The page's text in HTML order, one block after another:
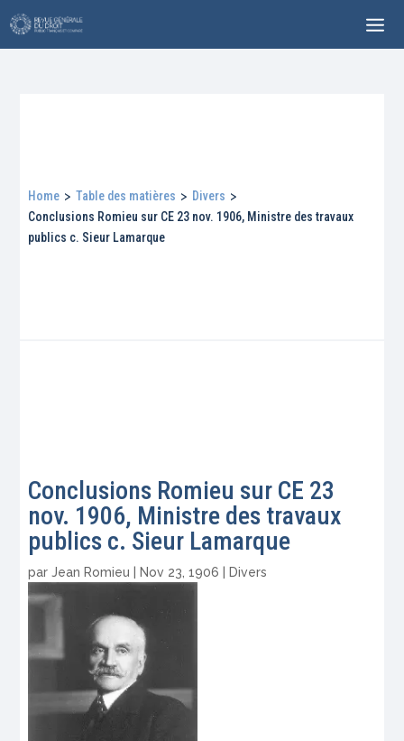
Home > Table des matières > Divers >
Conclusions Romieu sur CE 23 nov. 1906, Ministre des travaux
publics c. Sieur Lamarque
Conclusions Romieu sur CE 23
nov. 1906, Ministre des travaux
publics c. Sieur Lamarque
parJean Romieu Nov 23, 1906 Divers